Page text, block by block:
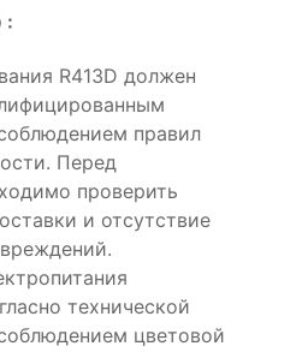
:
R413D должен
правил
Перед
проверить
и отсутствие
технической
цветовой